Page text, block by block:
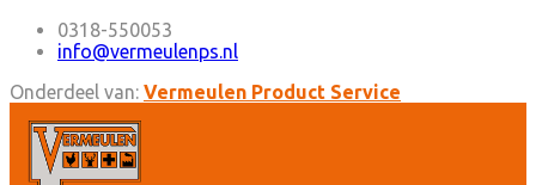
0318-550053
info@vermeulenps.nl
Onderdeel van: Vermeulen Product Service